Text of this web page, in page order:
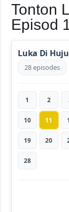
Tonton
Episod
Luka Di
28 episodes
1 2
10 11
19 20
28